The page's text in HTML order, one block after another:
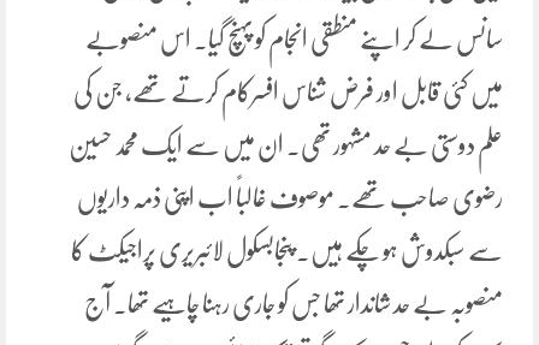
سانس لے کر اپنے منطقی انجام کو پہنچ گیا۔ اس منصوبے
میں کئی قابل اور فرض شناس افسرکام کرتے تھے، جن کی
علم دوستی بے حد مشہور تھی. ان میں سے ایک محمد حسین
رضوی صاحب تھے. موصوف غالباً اب اپنی ذمہ داریوں
سے سبکدوش ہو چکے ہیں۔ پنجابسکول لائبریری پراجیکٹ کا
منصوبہ بے حد شاندار تھا جس کو جاری رہنا چاہیے تھا. آج